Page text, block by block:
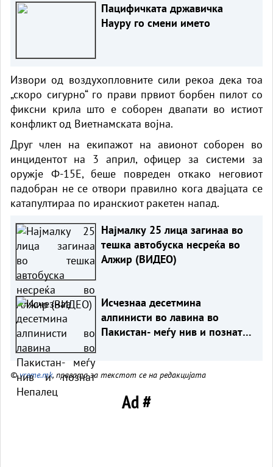
Пацифичката државичка
Науру го смени името
Извори од воздухопловните сили рекоа дека тоа
„скоро сигурно“ го прави првиот борбен пилот со
фиксни крила што е соборен двапати во истиот
конфликт од Виетнамската војна.
Друг член на екипажот на авионот соборен во
инцидентот на 3 април, офицер за системи за
оружје Ф-15Е, беше повреден откако неговиот
падобран не се отвори правилно кога двајцата се
катапултираа по иранскиот ракетен напад.
Најмалку 25 лица загинаа во
тешка автобуска несреќа во
Алжир (ВИДЕО)
Исчезнаа десетмина
алпинисти во лавина во
Пакистан- меѓу нив и познат
©vreme.mk, правата за текстот се на редакцијата
Ad #